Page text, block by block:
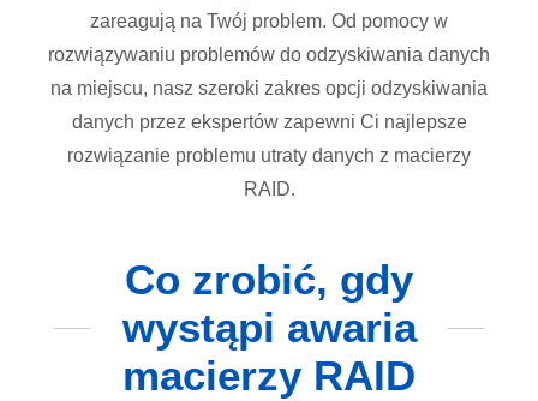
zareagują na Twój problem. Od pomocy w
rozwiązywaniu problemów do odzyskiwania danych
na miejscu, nasz szeroki zakres opcji odzyskiwania
danych przez ekspertów zapewni Ci najlepsze
rozwiązanie problemu utraty danych z macierzy
RAID.
Co zrobić, gdy
wystąpi awaria
macierzy RAID